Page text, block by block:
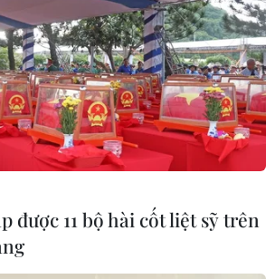
được 11 bộ hài cốt liệt sỹ trên